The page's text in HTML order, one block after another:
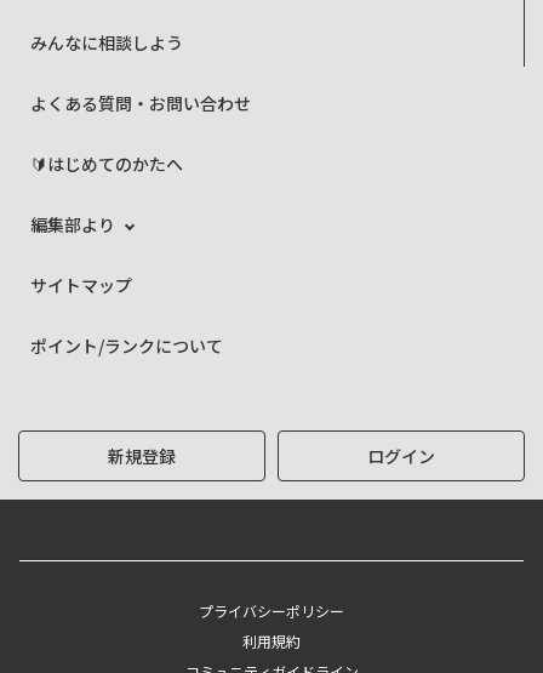
みんなに相談しよう
よくある質問・お問い合わせ
🔰はじめてのかたへ
編集部より
サイトマップ
ポイント/ランクについて
新規登録 ログイン
プライバシーポリシー
利用規約